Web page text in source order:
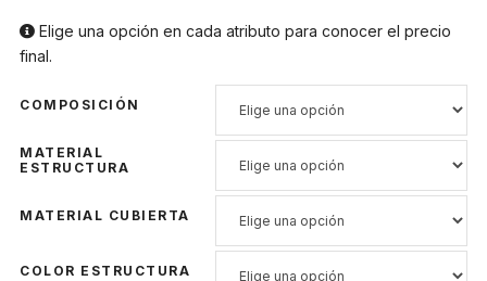
Elige una opción en cada atributo para conocer el precio
final.
COMPOSICIÓN
MATERIAL
ESTRUCTURA
MATERIAL CUBIERTA
COLOR ESTRUCTURA